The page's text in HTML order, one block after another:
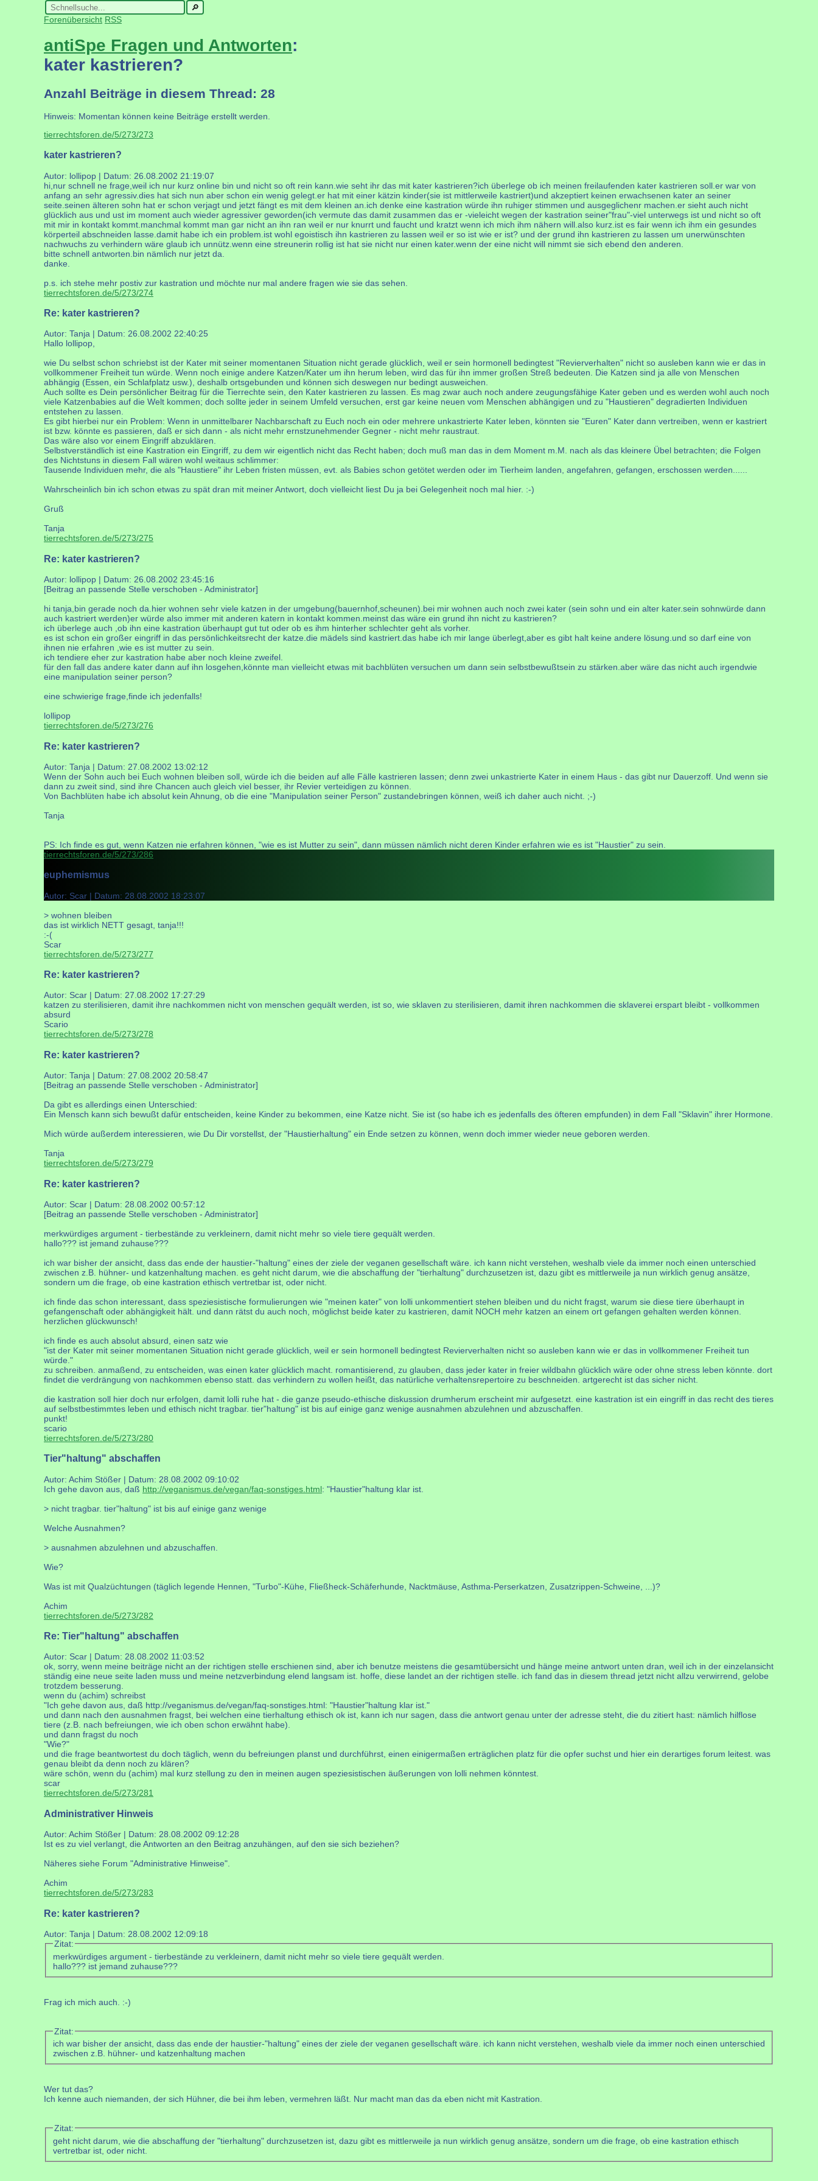
Forenübersicht RSS
antiSpe Fragen und Antworten:
kater kastrieren?
Anzahl Beiträge in diesem Thread: 28
Hinweis: Momentan können keine Beiträge erstellt werden.
tierrechtsforen.de/5/273/273
kater kastrieren?
Autor: lollipop | Datum: 26.08.2002 21:19:07
hi,nur schnell ne frage,weil ich nur kurz online bin und nicht so oft rein kann.wie seht ihr das mit kater kastrieren?ich überlege ob ich meinen freilaufenden kater kastrieren soll.er war von
anfang an sehr agressiv.dies hat sich nun aber schon ein wenig gelegt.er hat mit einer kätzin kinder(sie ist mittlerweile kastriert)und akzeptiert keinen erwachsenen kater an seiner
seite.seinen älteren sohn hat er schon verjagt und jetzt fängt es mit dem kleinen an.ich denke eine kastration würde ihn ruhiger stimmen und ausgeglichenr machen.er sieht auch nicht
glücklich aus und ust im moment auch wieder agressiver geworden(ich vermute das damit zusammen das er -vieleicht wegen der kastration seiner"frau"-viel unterwegs ist und nicht so oft
mit mir in kontakt kommt.manchmal kommt man gar nicht an ihn ran weil er nur knurrt und faucht und kratzt wenn ich mich ihm nähern will.also kurz.ist es fair wenn ich ihm ein gesundes
körperteil abschneiden lasse.damit habe ich ein problem.ist wohl egoistisch ihn kastrieren zu lassen weil er so ist wie er ist? und der grund ihn kastrieren zu lassen um unerwünschten
nachwuchs zu verhindern wäre glaub ich unnütz.wenn eine streunerin rollig ist hat sie nicht nur einen kater.wenn der eine nicht will nimmt sie sich ebend den anderen.
bitte schnell antworten.bin nämlich nur jetzt da.
danke.
p.s. ich stehe mehr postiv zur kastration und möchte nur mal andere fragen wie sie das sehen.
tierrechtsforen.de/5/273/274
Re: kater kastrieren?
Autor: Tanja | Datum: 26.08.2002 22:40:25
Hallo lollipop,
wie Du selbst schon schriebst ist der Kater mit seiner momentanen Situation nicht gerade glücklich, weil er sein hormonell bedingtest "Revierverhalten" nicht so ausleben kann wie er das in
vollkommener Freiheit tun würde. Wenn noch einige andere Katzen/Kater um ihn herum leben, wird das für ihn immer großen Streß bedeuten. Die Katzen sind ja alle von Menschen
abhängig (Essen, ein Schlafplatz usw.), deshalb ortsgebunden und können sich deswegen nur bedingt ausweichen.
Auch sollte es Dein persönlicher Beitrag für die Tierrechte sein, den Kater kastrieren zu lassen. Es mag zwar auch noch andere zeugungsfähige Kater geben und es werden wohl auch noch
viele Katzenbabies auf die Welt kommen; doch sollte jeder in seinem Umfeld versuchen, erst gar keine neuen vom Menschen abhängigen und zu "Haustieren" degradierten Individuen
entstehen zu lassen.
Es gibt hierbei nur ein Problem: Wenn in unmittelbarer Nachbarschaft zu Euch noch ein oder mehrere unkastrierte Kater leben, könnten sie "Euren" Kater dann vertreiben, wenn er kastriert
ist bzw. könnte es passieren, daß er sich dann - als nicht mehr ernstzunehmender Gegner - nicht mehr raustraut.
Das wäre also vor einem Eingriff abzuklären.
Selbstverständlich ist eine Kastration ein Eingriff, zu dem wir eigentlich nicht das Recht haben; doch muß man das in dem Moment m.M. nach als das kleinere Übel betrachten; die Folgen
des Nichtstuns in diesem Fall wären wohl weitaus schlimmer:
Tausende Individuen mehr, die als "Haustiere" ihr Leben fristen müssen, evt. als Babies schon getötet werden oder im Tierheim landen, angefahren, gefangen, erschossen werden......
Wahrscheinlich bin ich schon etwas zu spät dran mit meiner Antwort, doch vielleicht liest Du ja bei Gelegenheit noch mal hier. :-)
Gruß
Tanja
tierrechtsforen.de/5/273/275
Re: kater kastrieren?
Autor: lollipop | Datum: 26.08.2002 23:45:16
[Beitrag an passende Stelle verschoben - Administrator]
hi tanja,bin gerade noch da.hier wohnen sehr viele katzen in der umgebung(bauernhof,scheunen).bei mir wohnen auch noch zwei kater (sein sohn und ein alter kater.sein sohnwürde dann
auch kastriert werden)er würde also immer mit anderen katern in kontakt kommen.meinst das wäre ein grund ihn nicht zu kastrieren?
ich überlege auch ,ob ihn eine kastration überhaupt gut tut oder ob es ihm hinterher schlechter geht als vorher.
es ist schon ein großer eingriff in das persönlichkeitsrecht der katze.die mädels sind kastriert.das habe ich mir lange überlegt,aber es gibt halt keine andere lösung.und so darf eine von
ihnen nie erfahren ,wie es ist mutter zu sein.
ich tendiere eher zur kastration habe aber noch kleine zweifel.
für den fall das andere kater dann auf ihn losgehen,könnte man vielleicht etwas mit bachblüten versuchen um dann sein selbstbewußtsein zu stärken.aber wäre das nicht auch irgendwie
eine manipulation seiner person?
eine schwierige frage,finde ich jedenfalls!
lollipop
tierrechtsforen.de/5/273/276
Re: kater kastrieren?
Autor: Tanja | Datum: 27.08.2002 13:02:12
Wenn der Sohn auch bei Euch wohnen bleiben soll, würde ich die beiden auf alle Fälle kastrieren lassen; denn zwei unkastrierte Kater in einem Haus - das gibt nur Dauerzoff. Und wenn sie
dann zu zweit sind, sind ihre Chancen auch gleich viel besser, ihr Revier verteidigen zu können.
Von Bachblüten habe ich absolut kein Ahnung, ob die eine "Manipulation seiner Person" zustandebringen können, weiß ich daher auch nicht. ;-)
Tanja
PS: Ich finde es gut, wenn Katzen nie erfahren können, "wie es ist Mutter zu sein", dann müssen nämlich nicht deren Kinder erfahren wie es ist "Haustier" zu sein.
tierrechtsforen.de/5/273/286
euphemismus
Autor: Scar | Datum: 28.08.2002 18:23:07
> wohnen bleiben
das ist wirklich NETT gesagt, tanja!!!
:-(
Scar
tierrechtsforen.de/5/273/277
Re: kater kastrieren?
Autor: Scar | Datum: 27.08.2002 17:27:29
katzen zu sterilisieren, damit ihre nachkommen nicht von menschen gequält werden, ist so, wie sklaven zu sterilisieren, damit ihren nachkommen die sklaverei erspart bleibt - vollkommen
absurd
Scario
tierrechtsforen.de/5/273/278
Re: kater kastrieren?
Autor: Tanja | Datum: 27.08.2002 20:58:47
[Beitrag an passende Stelle verschoben - Administrator]
Da gibt es allerdings einen Unterschied:
Ein Mensch kann sich bewußt dafür entscheiden, keine Kinder zu bekommen, eine Katze nicht. Sie ist (so habe ich es jedenfalls des öfteren empfunden) in dem Fall "Sklavin" ihrer Hormone.
Mich würde außerdem interessieren, wie Du Dir vorstellst, der "Haustierhaltung" ein Ende setzen zu können, wenn doch immer wieder neue geboren werden.
Tanja
tierrechtsforen.de/5/273/279
Re: kater kastrieren?
Autor: Scar | Datum: 28.08.2002 00:57:12
[Beitrag an passende Stelle verschoben - Administrator]
merkwürdiges argument - tierbestände zu verkleinern, damit nicht mehr so viele tiere gequält werden.
hallo??? ist jemand zuhause???
ich war bisher der ansicht, dass das ende der haustier-"haltung" eines der ziele der veganen gesellschaft wäre. ich kann nicht verstehen, weshalb viele da immer noch einen unterschied
zwischen z.B. hühner- und katzenhaltung machen. es geht nicht darum, wie die abschaffung der "tierhaltung" durchzusetzen ist, dazu gibt es mittlerweile ja nun wirklich genug ansätze,
sondern um die frage, ob eine kastration ethisch vertretbar ist, oder nicht.
ich finde das schon interessant, dass speziesistische formulierungen wie "meinen kater" von lolli unkommentiert stehen bleiben und du nicht fragst, warum sie diese tiere überhaupt in
gefangenschaft oder abhängigkeit hält. und dann rätst du auch noch, möglichst beide kater zu kastrieren, damit NOCH mehr katzen an einem ort gefangen gehalten werden können.
herzlichen glückwunsch!
ich finde es auch absolut absurd, einen satz wie
"ist der Kater mit seiner momentanen Situation nicht gerade glücklich, weil er sein hormonell bedingtest Revierverhalten nicht so ausleben kann wie er das in vollkommener Freiheit tun
würde."
zu schreiben. anmaßend, zu entscheiden, was einen kater glücklich macht. romantisierend, zu glauben, dass jeder kater in freier wildbahn glücklich wäre oder ohne stress leben könnte. dort
findet die verdrängung von nachkommen ebenso statt. das verhindern zu wollen heißt, das natürliche verhaltensrepertoire zu beschneiden. artgerecht ist das sicher nicht.
die kastration soll hier doch nur erfolgen, damit lolli ruhe hat - die ganze pseudo-ethische diskussion drumherum erscheint mir aufgesetzt. eine kastration ist ein eingriff in das recht des tieres
auf selbstbestimmtes leben und ethisch nicht tragbar. tier"haltung" ist bis auf einige ganz wenige ausnahmen abzulehnen und abzuschaffen.
punkt!
scario
tierrechtsforen.de/5/273/280
Tier"haltung" abschaffen
Autor: Achim Stößer | Datum: 28.08.2002 09:10:02
Ich gehe davon aus, daß http://veganismus.de/vegan/faq-sonstiges.html: "Haustier"haltung klar ist.
> nicht tragbar. tier"haltung" ist bis auf einige ganz wenige
Welche Ausnahmen?
> ausnahmen abzulehnen und abzuschaffen.
Wie?
Was ist mit Qualzüchtungen (täglich legende Hennen, "Turbo"-Kühe, Fließheck-Schäferhunde, Nacktmäuse, Asthma-Perserkatzen, Zusatzrippen-Schweine, ...)?
Achim
tierrechtsforen.de/5/273/282
Re: Tier"haltung" abschaffen
Autor: Scar | Datum: 28.08.2002 11:03:52
ok, sorry, wenn meine beiträge nicht an der richtigen stelle erschienen sind, aber ich benutze meistens die gesamtübersicht und hänge meine antwort unten dran, weil ich in der einzelansicht
ständig eine neue seite laden muss und meine netzverbindung elend langsam ist. hoffe, diese landet an der richtigen stelle. ich fand das in diesem thread jetzt nicht allzu verwirrend, gelobe
trotzdem besserung.
wenn du (achim) schreibst
"Ich gehe davon aus, daß http://veganismus.de/vegan/faq-sonstiges.html: "Haustier"haltung klar ist."
und dann nach den ausnahmen fragst, bei welchen eine tierhaltung ethisch ok ist, kann ich nur sagen, dass die antwort genau unter der adresse steht, die du zitiert hast: nämlich hilflose
tiere (z.B. nach befreiungen, wie ich oben schon erwähnt habe).
und dann fragst du noch
"Wie?"
und die frage beantwortest du doch täglich, wenn du befreiungen planst und durchführst, einen einigermaßen erträglichen platz für die opfer suchst und hier ein derartiges forum leitest. was
genau bleibt da denn noch zu klären?
wäre schön, wenn du (achim) mal kurz stellung zu den in meinen augen speziesistischen äußerungen von lolli nehmen könntest.
scar
tierrechtsforen.de/5/273/281
Administrativer Hinweis
Autor: Achim Stößer | Datum: 28.08.2002 09:12:28
Ist es zu viel verlangt, die Antworten an den Beitrag anzuhängen, auf den sie sich beziehen?
Näheres siehe Forum "Administrative Hinweise".
Achim
tierrechtsforen.de/5/273/283
Re: kater kastrieren?
Autor: Tanja | Datum: 28.08.2002 12:09:18
Zitat:
merkwürdiges argument - tierbestände zu verkleinern, damit nicht mehr so viele tiere gequält werden.
hallo??? ist jemand zuhause???
Frag ich mich auch. :-)
Zitat:
ich war bisher der ansicht, dass das ende der haustier-"haltung" eines der ziele der veganen gesellschaft wäre. ich kann nicht verstehen, weshalb viele da immer noch einen unterschied
zwischen z.B. hühner- und katzenhaltung machen
Wer tut das?
Ich kenne auch niemanden, der sich Hühner, die bei ihm leben, vermehren läßt. Nur macht man das da eben nicht mit Kastration.
Zitat:
geht nicht darum, wie die abschaffung der "tierhaltung" durchzusetzen ist, dazu gibt es mittlerweile ja nun wirklich genug ansätze, sondern um die frage, ob eine kastration ethisch
vertretbar ist, oder nicht.